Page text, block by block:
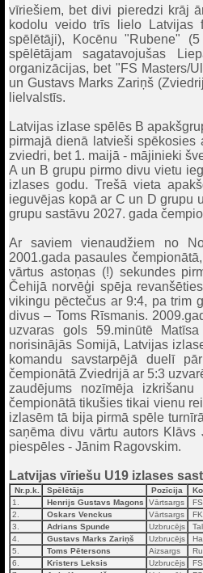
vīriešiem, bet divi pieredzi krāj
kodolu veido trīs lielo Latvijas
spēlētāji), Kocēnu "Rubene"
spēlētājam sagatavojušas
organizācijas, bet "FS Masters/
un Gustavs Marks Zariņš
lielvalstīs.
Latvijas izlase spēlēs B
pirmajā dienā latvieši
zviedri, bet 1. maijā - mājinieki
A un B grupu pirmo divu vietu
izlases godu. Trešā vieta
ieguvējas kopā ar C un D grupu
grupu sastāvu 2027. gada
Ar saviem vienaudžiem no
2001.gada pasaules
vārtus astoņas (!) sekundes
Čehijā norvēģi spēja
vikingu pēctečus ar 9:4, pa trim
divus – Toms Rīsmanis.
uzvaras gols 59.minūtē
norisinājās Somijā, Latvijas
komandu savstarpējā duelī
čempionātā Zviedrijā ar 5:3
zaudējums nozīmēja
čempionātā tikušies tikai vienu
izlasēm tā bija pirmā spēle
saņēma divu vārtu autors
piespēles - Jānim Ragovskim.
Latvijas vīriešu U19 izlases
Nr.p.k. Spēlētājs Pozīcija
1.
Henrijs Gustavs Magons Vārtsargs
2.
Oskars Venckus Vārtsargs
3.
Adrians Spunde Uzbrucējs
4.
Gustavs Marks Zariņš Uzbrucējs
5.
Toms Pētersons Aizsargs
6.
Kristers Leksis Uzbrucējs